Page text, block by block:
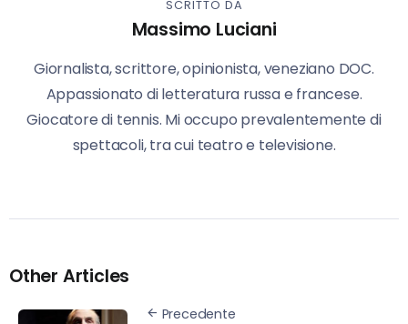
SCRITTO DA
Massimo Luciani
Giornalista, scrittore, opinionista, veneziano DOC.
Appassionato di letteratura russa e francese.
Giocatore di tennis. Mi occupo prevalentemente di
spettacoli, tra cui teatro e televisione.
Other Articles
Precedente